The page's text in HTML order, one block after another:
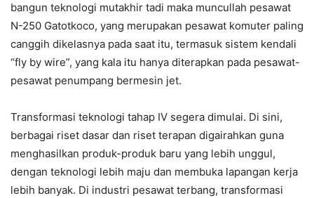
bangun teknologi mutakhir tadi maka muncullah pesawat
N-250 Gatotkoco, yang merupakan pesawat komuter paling
canggih dikelasnya pada saat itu, termasuk sistem kendali
“fly by wire”, yang kala itu hanya diterapkan pada pesawat-
pesawat penumpang bermesin jet.
Transformasi teknologi tahap IV segera dimulai. Di sini,
berbagai riset dasar dan riset terapan digairahkan guna
menghasilkan produk-produk baru yang lebih unggul,
dengan teknologi lebih maju dan membuka lapangan kerja
lebih banyak. Di industri pesawat terbang, transformasi